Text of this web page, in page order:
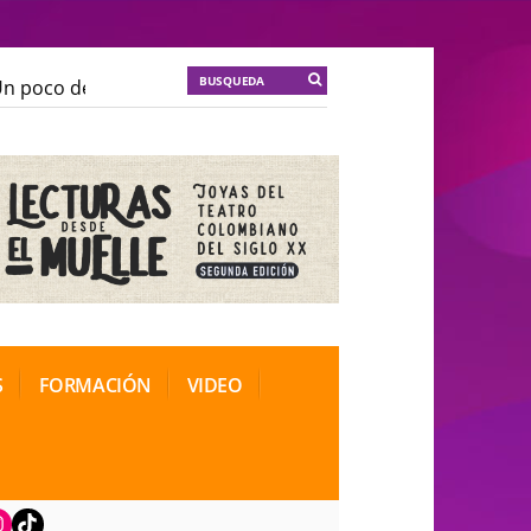
poco de locura para la cordura
de Teatro Rosa
FORMACIÓN VIDEO
TikTok